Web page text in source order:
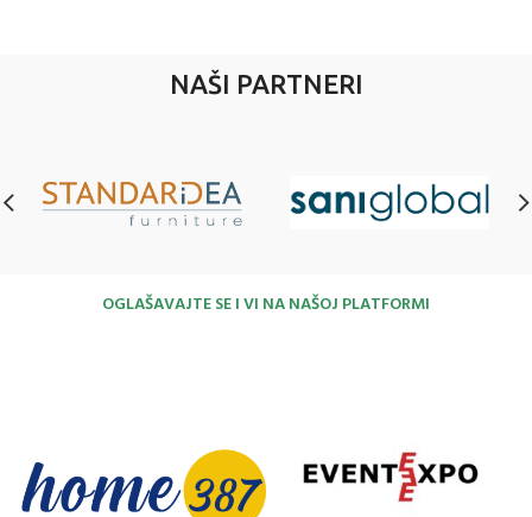
NAŠI PARTNERI
OGLAŠAVAJTE SE I VI NA NAŠOJ PLATFORMI